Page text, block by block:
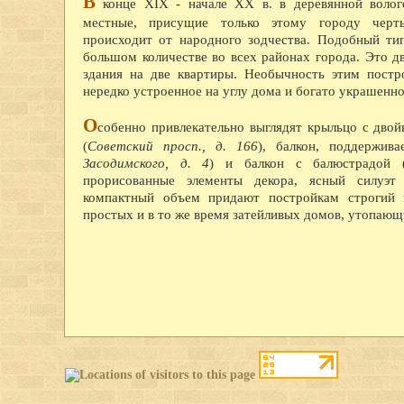
конце XIX - начале XX в. в деревянной
местные, присущие только этому городу
происходит от народного зодчества. Подобный
большом количестве во всех районах города. Это
здания на две квартиры. Необычность этим
нередко устроенное на углу дома и богато
Особенно привлекательно выглядят крыльцо с
(Советский просп., д. 166), балкон,
Засодимского, д. 4) и балкон с балюстрадой
прорисованные элементы декора, ясный
компактный объем придают постройкам
простых и в то же время затейливых домов,